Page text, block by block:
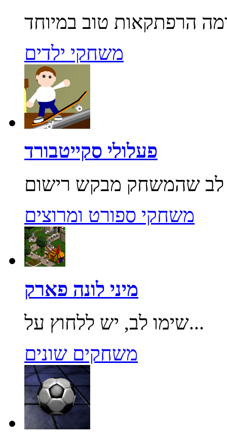
משחקי ילדים
פעלולי סקייטבורד
משחקי ספורט ומרוצים
מיני לונה פארק
שימו לב, יש ללחוץ על...
משחקים שונים